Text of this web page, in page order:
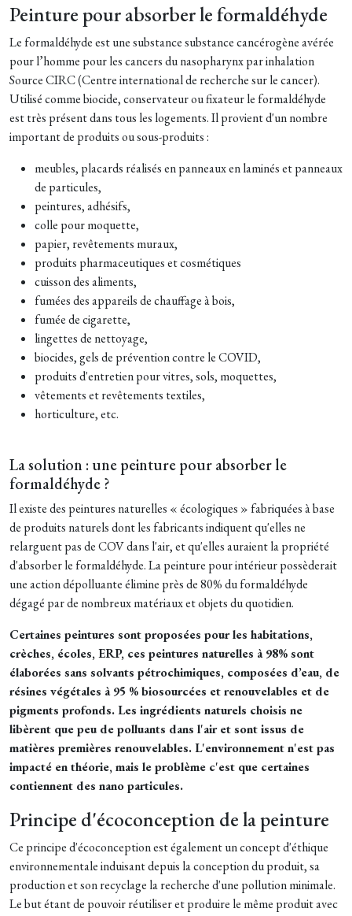
Peinture pour absorber le formaldéhyde
Le formaldéhyde est une substance substance cancérogène avérée
pour l’homme pour les cancers du nasopharynx par inhalation
Source CIRC (Centre international de recherche sur le cancer).
Utilisé comme biocide, conservateur ou fixateur le formaldéhyde
est très présent dans tous les logements. Il provient d'un nombre
important de produits ou sous-produits :
meubles, placards réalisés en panneaux en laminés et panneaux
de particules,
peintures, adhésifs,
colle pour moquette,
papier, revêtements muraux,
produits pharmaceutiques et cosmétiques
cuisson des aliments,
fumées des appareils de chauffage à bois,
fumée de cigarette,
lingettes de nettoyage,
biocides, gels de prévention contre le COVID,
produits d'entretien pour vitres, sols, moquettes,
vêtements et revêtements textiles,
horticulture, etc.
La solution : une peinture pour absorber le
formaldéhyde ?
Il existe des peintures naturelles « écologiques » fabriquées à base
de produits naturels dont les fabricants indiquent qu'elles ne
relarguent pas de COV dans l'air, et qu'elles auraient la propriété
d'absorber le formaldéhyde. La peinture pour intérieur possèderait
une action dépolluante élimine près de 80% du formaldéhyde
dégagé par de nombreux matériaux et objets du quotidien.
Certaines peintures sont proposées pour les habitations,
crèches, écoles, ERP, ces peintures naturelles à 98% sont
élaborées sans solvants pétrochimiques, composées d’eau, de
résines végétales à 95 % biosourcées et renouvelables et de
pigments profonds.Les ingrédients naturels choisis ne
libèrent que peu de polluants dans l'air et sont issus de
matières premières renouvelables. L'environnement n'est pas
impacté en théorie, mais le problème c'est que certaines
contiennent des nano particules.
Principe d'écoconception de la peinture
Ce principe d'écoconception est également un concept d'éthique
environnementale induisant depuis la conception du produit, sa
production et son recyclage la recherche d'une pollution minimale.
Le but étant de pouvoir réutiliser et produire le même produit avec